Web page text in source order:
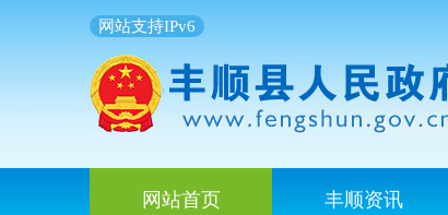
网站支持IPv6
网站首页 丰顺资讯